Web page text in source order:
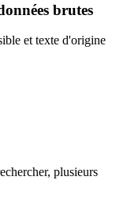
brutes
et texte d'origine
plusieurs